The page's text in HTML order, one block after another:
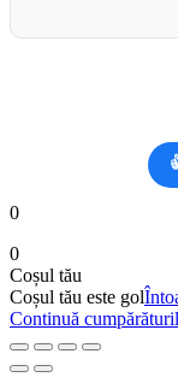
0
0
Coșul tău
Coșul tău este gol
Continuă